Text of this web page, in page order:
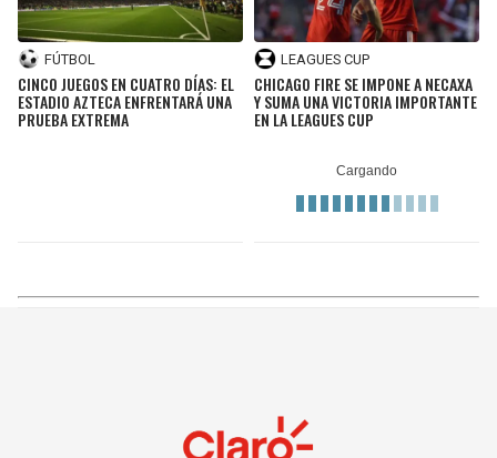
FÚTBOL
CINCO JUEGOS EN CUATRO DÍAS: EL
ESTADIO AZTECA ENFRENTARÁ UNA
PRUEBA EXTREMA
LEAGUES CUP
CHICAGO FIRE SE IMPONE A NECAXA
Y SUMA UNA VICTORIA IMPORTANTE
EN LA LEAGUES CUP